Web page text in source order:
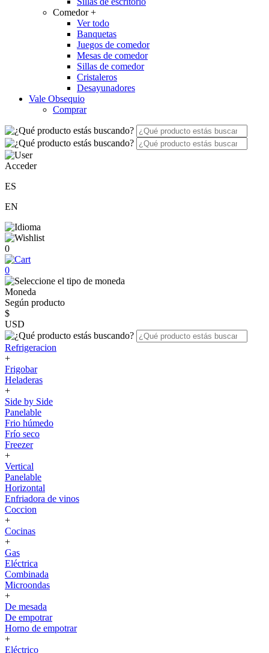
Comedor+
Ver todo
Banquetas
Juegos de comedor
Mesas de comedor
Sillas de comedor
Cristaleros
Desayunadores
Vale Obsequio
Comprar
Acceder
ES
EN
0
0
Moneda
Según producto
$
USD
Refrigeracion
+
Frigobar
Heladeras
+
Side by Side
Panelable
Frio húmedo
Frío seco
Freezer
+
Vertical
Panelable
Horizontal
Enfriadora de vinos
Coccion
+
Cocinas
+
Gas
Eléctrica
Combinada
Microondas
+
De mesada
De empotrar
Horno de empotrar
+
Eléctrico